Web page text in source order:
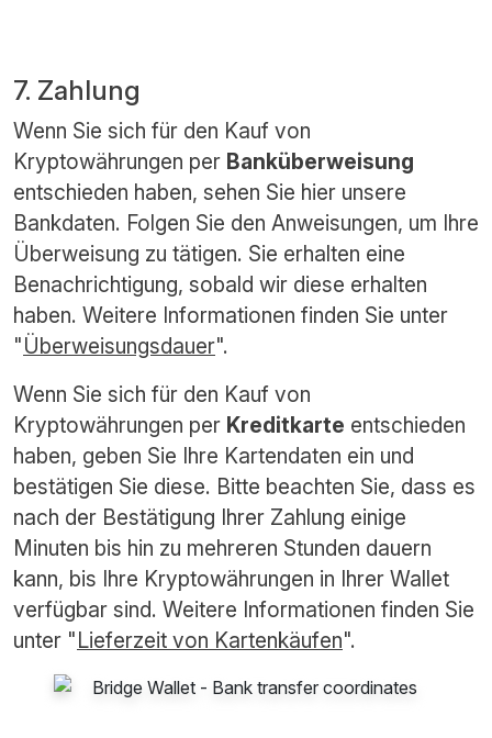
7. Zahlung
Wenn Sie sich für den Kauf von
Kryptowährungen per Banküberweisung
entschieden haben, sehen Sie hier unsere
Bankdaten. Folgen Sie den Anweisungen, um Ihre
Überweisung zu tätigen. Sie erhalten eine
Benachrichtigung, sobald wir diese erhalten
haben. Weitere Informationen finden Sie unter
"Überweisungsdauer".
Wenn Sie sich für den Kauf von
Kryptowährungen per Kreditkarte entschieden
haben, geben Sie Ihre Kartendaten ein und
bestätigen Sie diese. Bitte beachten Sie, dass es
nach der Bestätigung Ihrer Zahlung einige
Minuten bis hin zu mehreren Stunden dauern
kann, bis Ihre Kryptowährungen in Ihrer Wallet
verfügbar sind. Weitere Informationen finden Sie
unter "Lieferzeit von Kartenkäufen".